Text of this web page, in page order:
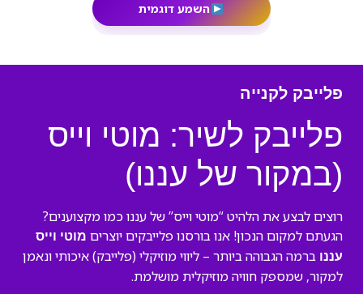
השמע דוגמית
פלייבק לקנייה
פלייבק לשיר: מוטי וייס
(במקור של עננו)
רוצים לבצע את הלהיט “מוטי וייס” של עננו כמו מקצוענים?
הגעתם למקום הנכון! אנו בורסנו פלייבקים יוצרים מוטי וייס
עננו ברמה הגבוהה ביותר – ליווי מוזיקלי (פלייבק) איכותי ונאמן
למקור, שמספק חוויה מוזיקלית מושלמת.